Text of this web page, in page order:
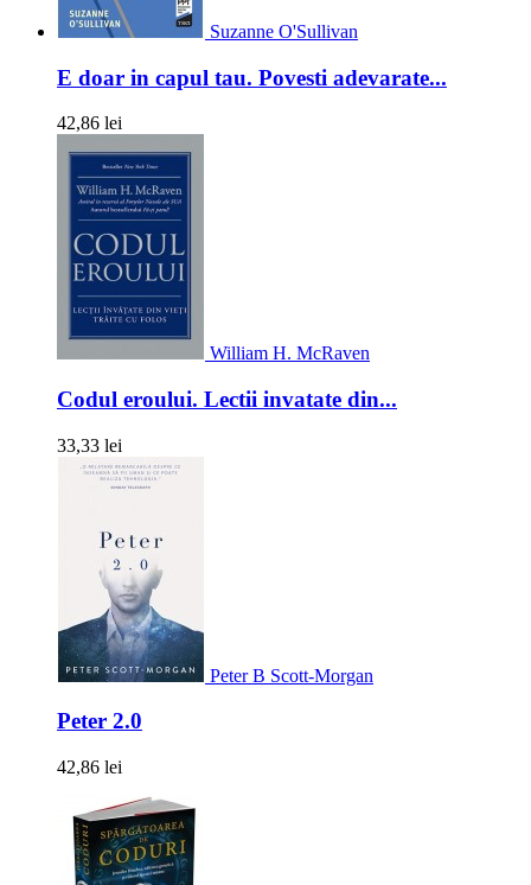
Suzanne O'Sullivan
E doar in capul tau. Povesti adevarate...
42,86 lei
William H. McRaven
Codul eroului. Lectii invatate din...
33,33 lei
Peter B Scott-Morgan
Peter 2.0
42,86 lei